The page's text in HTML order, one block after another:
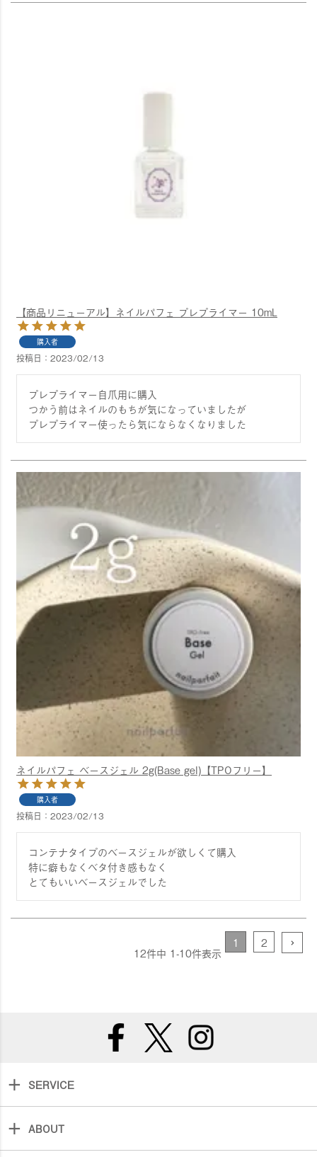
【商品リニューアル】ネイルパフェ プレプライマー 10mL
購入者
投稿日 2023/02/13
プレプライマー自爪用に購入
つかう前はネイルのもちが気になっていましたが
プレプライマー使ったら気にならなくなりました
ネイルパフェ ベースジェル 2g(Base gel)【TPOフリー】
購入者
投稿日 2023/02/13
コンテナタイプのベースジェルが欲しくて購入
特に癖もなくベタ付き感もなく
とてもいいベースジェルでした
12件中 1-10件表示
1 2
SERVICE
ABOUT